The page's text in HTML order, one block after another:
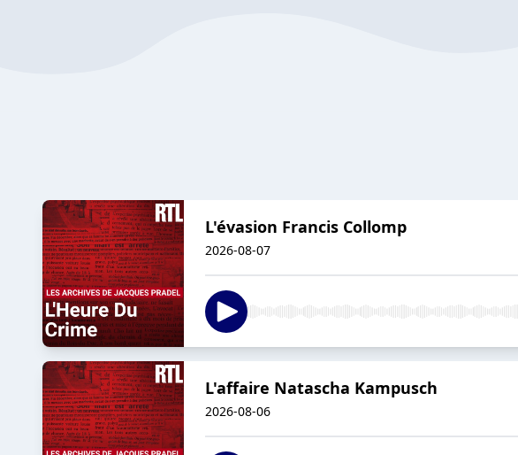
L'évasion Francis Collomp
2026-08-07
L'affaire Natascha Kampusch
2026-08-06